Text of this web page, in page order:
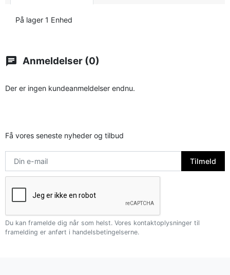
På lager 1 Enhed
chat Anmeldelser (0)
Der er ingen kundeanmeldelser endnu.
Få vores seneste nyheder og tilbud
Du kan framelde dig når som helst. Vores kontaktoplysninger til
framelding er anført i handelsbetingelserne.